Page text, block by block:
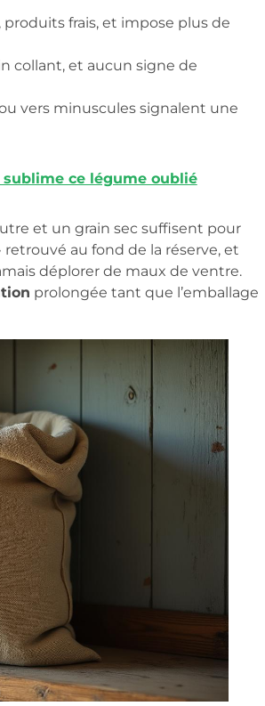
produits frais, et impose plus de
collant, et aucun signe de
vers minuscules signalent une
ce légume oublié
et un grain sec suffisent pour
au fond de la réserve, et
déplorer de maux de ventre.
prolongée tant que l’emballage